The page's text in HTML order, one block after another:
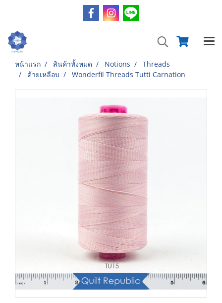
หน้าแรก สินค้าทั้งหมด Notions
Threads
ด้ายเหลือบ
Wonderfil Threads Tutti Carnation